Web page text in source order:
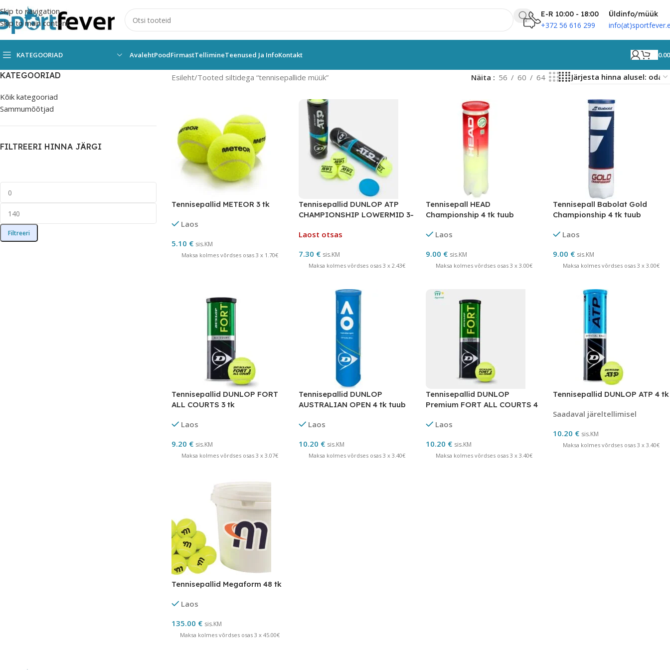
Skip to navigation
Skip to main content
E-R 10:00 - 18:00
+372 56 616 299
Üldinfo/müük
KATEGOORIAD AvalehtPoodFirmastTellimineTeenused Ja InfoKontakt
KATEGOORIAD
Kõik kategooriad
Sammumõõtjad
FILTREERI HINNA JÄRGI
Filtreeri
Esileht Tooted siltidega “tennisepallide müük” Näita 56 60 64
Tennisepallid METEOR 3 tk
Laos
5.10 € sis.KM
Maksa kolmes võrdses osas 3 x 1.70€
Tennisepallid DUNLOP ATP
CHAMPIONSHIP LOWERMID 3-
Laost otsas
7.30 € sis.KM
Maksa kolmes võrdses osas 3 x 2.43€
Tennisepall HEAD
Championship 4 tk tuub
Laos
9.00 € sis.KM
Maksa kolmes võrdses osas 3 x 3.00€
Tennisepall Babolat Gold
Championship 4 tk tuub
Laos
9.00 € sis.KM
Maksa kolmes võrdses osas 3 x 3.00€
Tennisepallid DUNLOP FORT
ALL COURTS 3 tk
Laos
9.20 € sis.KM
Maksa kolmes võrdses osas 3 x 3.07€
Tennisepallid DUNLOP
AUSTRALIAN OPEN 4 tk tuub
Laos
10.20 € sis.KM
Maksa kolmes võrdses osas 3 x 3.40€
Tennisepallid DUNLOP
Premium FORT ALL COURTS 4
Laos
10.20 € sis.KM
Maksa kolmes võrdses osas 3 x 3.40€
Tennisepallid DUNLOP ATP 4 tk
Saadaval järeltellimisel
10.20 € sis.KM
Maksa kolmes võrdses osas 3 x 3.40€
Tennisepallid Megaform 48 tk
Laos
135.00 € sis.KM
Maksa kolmes võrdses osas 3 x 45.00€